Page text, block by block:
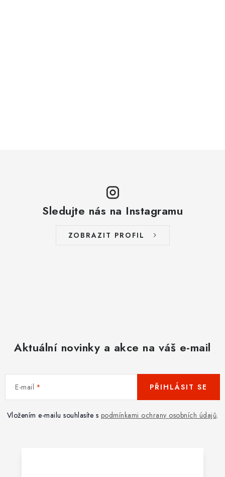
Sledujte nás na Instagramu
ZOBRAZIT PROFIL
Aktuální novinky a akce na váš e-mail
E-mail
Vložením e-mailu souhlasíte s podmínkami ochrany osobních údajů.
PŘIHLÁSIT SE